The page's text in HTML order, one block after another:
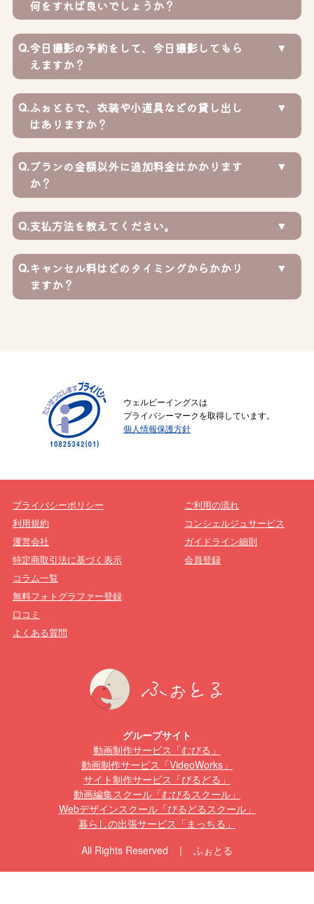
何をすれば良いでしょうか？
Q.今日撮影の予約をして、今日撮影してもら
えますか？
Q.ふぉとるで、衣装や小道具などの貸し出し
はありますか？
Q.プランの金額以外に追加料金はかかります
か？
Q.支払方法を教えてください。
Q.キャンセル料はどのタイミングからかかり
ますか？
ウェルビーイングスは
プライバシーマークを取得しています。
個人情報保護方針
プライバシーポリシー
利用規約
運営会社
特定商取引法に基づく表示
ご利用の流れ
コンシェルジュサービス
ガイドライン細則
会員登録
コラム一覧
無料フォトグラファー登録
口コミ
よくある質問
グループサイト
動画制作サービス「むびる」
動画制作サービス「VideoWorks」
サイト制作サービス「びるどる」
動画編集スクール「むびるスクール」
Webデザインスクール「びるどるスクール」
暮らしの出張サービス「まっちる」
All Rights Reserved | ふぉとる